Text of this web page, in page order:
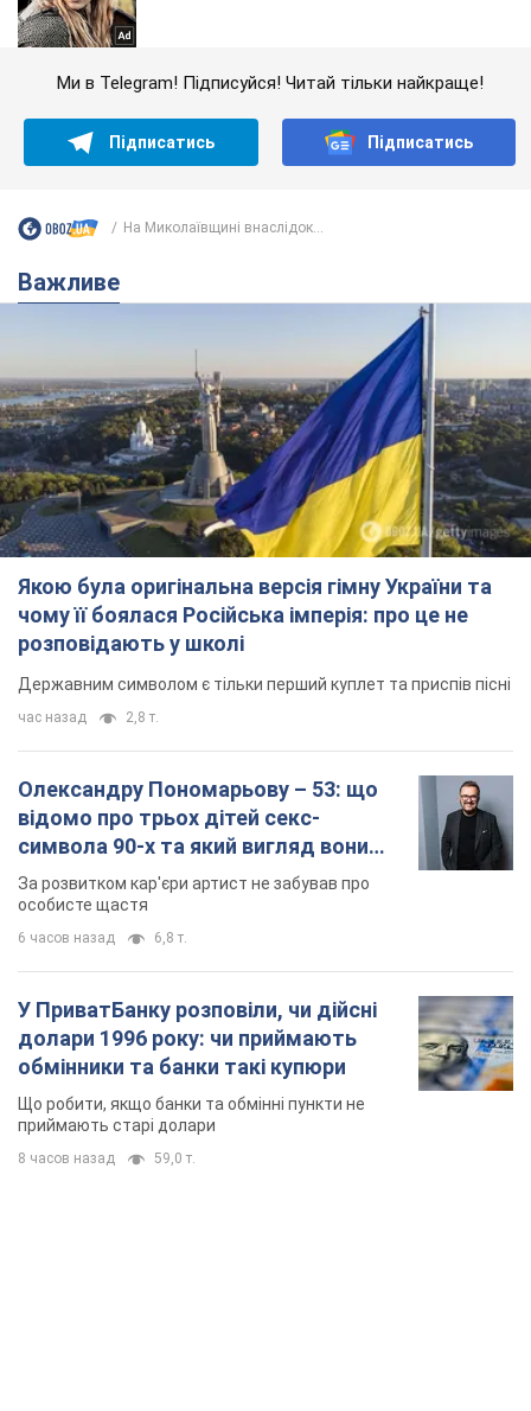
Ми в Telegram! Підписуйся! Читай тільки найкраще!
Підписатись Підписатись
На Миколаївщині внаслідок...
Важливе
Якою була оригінальна версія гімну України та
чому її боялася Російська імперія: про це не
розповідають у школі
Державним символом є тільки перший куплет та приспів пісні
час назад 2,8 т.
Олександру Пономарьову – 53: що
відомо про трьох дітей секс-
символа 90-х та який вигляд вони
мають
За розвитком кар'єри артист не забував про
особисте щастя
6 часов назад 6,8 т.
У ПриватБанку розповіли, чи дійсні
долари 1996 року: чи приймають
обмінники та банки такі купюри
Що робити, якщо банки та обмінні пункти не
приймають старі долари
8 часов назад 59,0 т.